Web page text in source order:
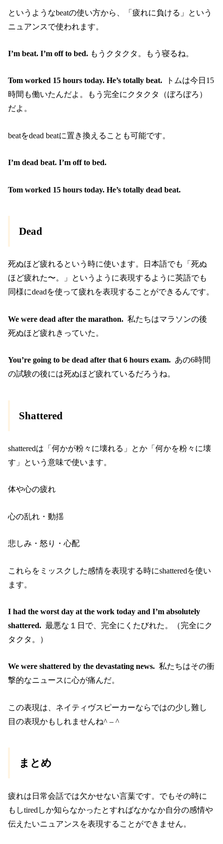
というようなbeatの使い方から、「疲れに負ける」という
ニュアンスで使われます。
I’m beat. I’m off to bed. もうクタクタ。もう寝るね。
Tom worked 15 hours today. He’s totally beat. トムは今日15
時間も働いたんだよ。もう完全にクタクタ（ぼろぼろ）
だよ。
beatをdead beatに置き換えることも可能です。
I’m dead beat. I’m off to bed.
Tom worked 15 hours today. He’s totally dead beat.
Dead
死ぬほど疲れるという時に使います。日本語でも「死ぬ
ほど疲れた〜。」というように表現するように英語でも
同様にdeadを使って疲れを表現することができるんです。
We were dead after the marathon. 私たちはマラソンの後
死ぬほど疲れきっていた。
You’re going to be dead after that 6 hours exam. あの6時間
の試験の後には死ぬほど疲れているだろうね。
Shattered
shatteredは「何かが粉々に壊れる」とか「何かを粉々に壊
す」という意味で使います。
体や心の疲れ
心の乱れ・動揺
悲しみ・怒り・心配
これらをミッスクした感情を表現する時にshatteredを使い
ます。
I had the worst day at the work today and I’m absolutely
shattered. 最悪な１日で、完全にくたびれた。（完全にク
タクタ。）
We were shattered by the devastating news. 私たちはその衝
撃的なニュースに心が痛んだ。
この表現は、ネイティヴスピーカーならではの少し難し
目の表現かもしれませんね^ – ^
まとめ
疲れは日常会話では欠かせない言葉です。でもその時に
もしtiredしか知らなかったとすればなかなか自分の感情や
伝えたいニュアンスを表現することができません。